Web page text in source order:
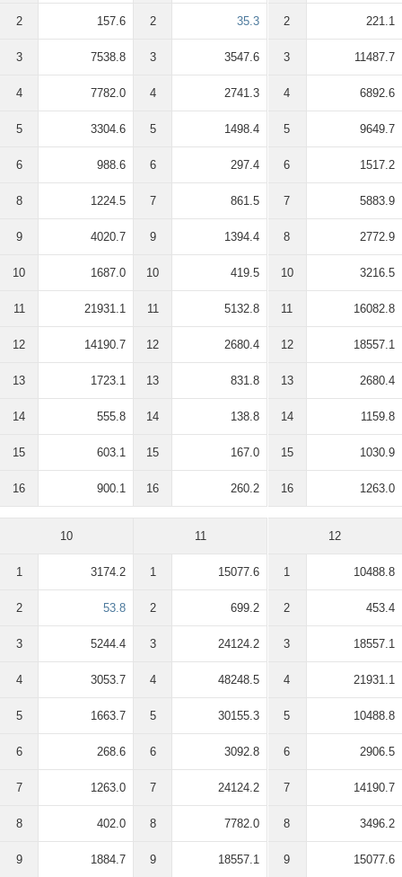
2 157.6
3 7538.8
4 7782.0
5 3304.6
6 988.6
8 1224.5
9 4020.7
10 1687.0
11 21931.1
12 14190.7
13 1723.1
14 555.8
15 603.1
16 900.1
2 35.3
3 3547.6
4 2741.3
5 1498.4
6 297.4
7 861.5
9 1394.4
10 419.5
11 5132.8
12 2680.4
13 831.8
14 138.8
15 167.0
16 260.2
2 221.1
3 11487.7
4 6892.6
5 9649.7
6 1517.2
7 5883.9
8 2772.9
10 3216.5
11 16082.8
12 18557.1
13 2680.4
14 1159.8
15 1030.9
16 1263.0
10
1 3174.2
2 53.8
3 5244.4
4 3053.7
5 1663.7
6 268.6
7 1263.0
8 402.0
9 1884.7
11
1 15077.6
2 699.2
3 24124.2
4 48248.5
5 30155.3
6 3092.8
7 24124.2
8 7782.0
9 18557.1
12
1 10488.8
2 453.4
3 18557.1
4 21931.1
5 10488.8
6 2906.5
7 14190.7
8 3496.2
9 15077.6